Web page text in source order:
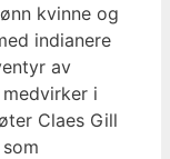
kvinne og
indianere
av
i
Claes Gill